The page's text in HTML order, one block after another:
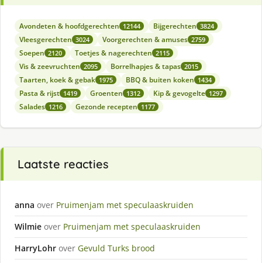
Avondeten & hoofdgerechten 12144 Bijgerechten 3824
Vleesgerechten 3024 Voorgerechten & amuses 2759
Soepen 2120 Toetjes & nagerechten 2115
Vis & zeevruchten 2095 Borrelhapjes & tapas 2015
Taarten, koek & gebak 1975 BBQ & buiten koken 1434
Pasta & rijst 1419 Groenten 1312 Kip & gevogelte 1297
Salades 1216 Gezonde recepten 1177
Laatste reacties
anna over Pruimenjam met speculaaskruiden
Wilmie over Pruimenjam met speculaaskruiden
HarryLohr over Gevuld Turks brood